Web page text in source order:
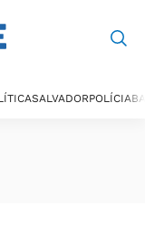
SALVADORPOLÍCIA